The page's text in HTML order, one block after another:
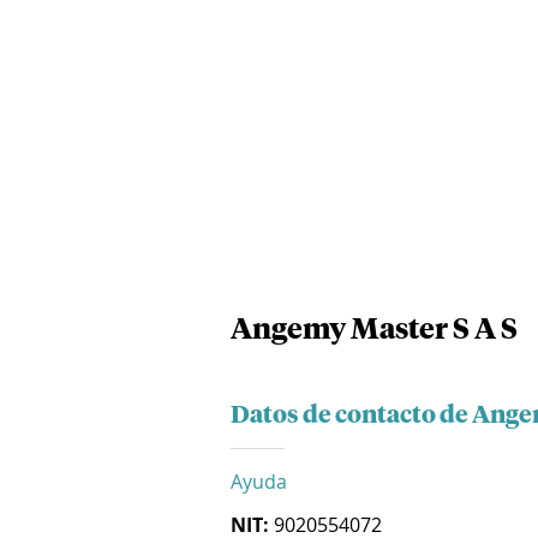
Angemy Master S A S
Datos de contacto de
Ayuda
NIT: 9020554072